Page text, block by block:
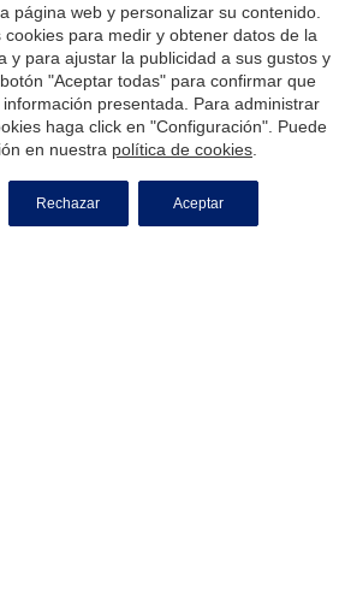
Obra nueva
Agencias
con nosotros
Franquicia
Conócenos
Zonas
Blog
página web y personalizar su contenido.
para medir y obtener datos de la
y para ajustar la publicidad a sus gustos y
"Aceptar todas" para confirmar que
presentada. Para administrar
haga click en "Configuración". Puede
en nuestra política de cookies
Rechazar Aceptar